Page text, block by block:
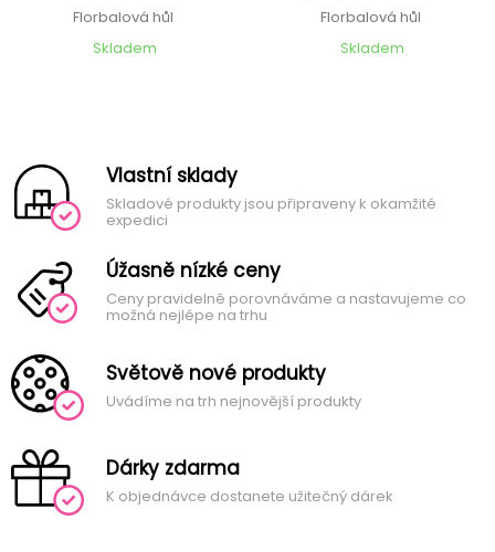
Florbalová hůl
Skladem
Florbalová hůl
Skladem
Vlastní sklady
Skladové produkty jsou připraveny k okamžité
expedici
Úžasně nízké ceny
Ceny pravidelně porovnáváme a nastavujeme co
možná nejlépe na trhu
Světově nové produkty
Uvádíme na trh nejnovější produkty
Dárky zdarma
K objednávce dostanete užitečný dárek